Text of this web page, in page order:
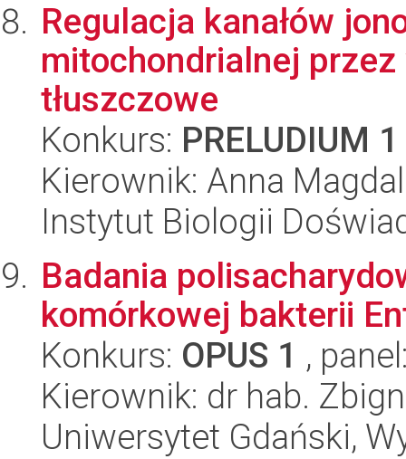
Regulacja kanałów
mitochondrialnej
tłuszczowe
Konkurs: PRELUDIUM 1
Kierownik: Anna
Instytut Biologii
Badania
komórkowej bakterii
Konkurs: OPUS 1 ,
Kierownik: dr hab.
Uniwersytet Gdański,